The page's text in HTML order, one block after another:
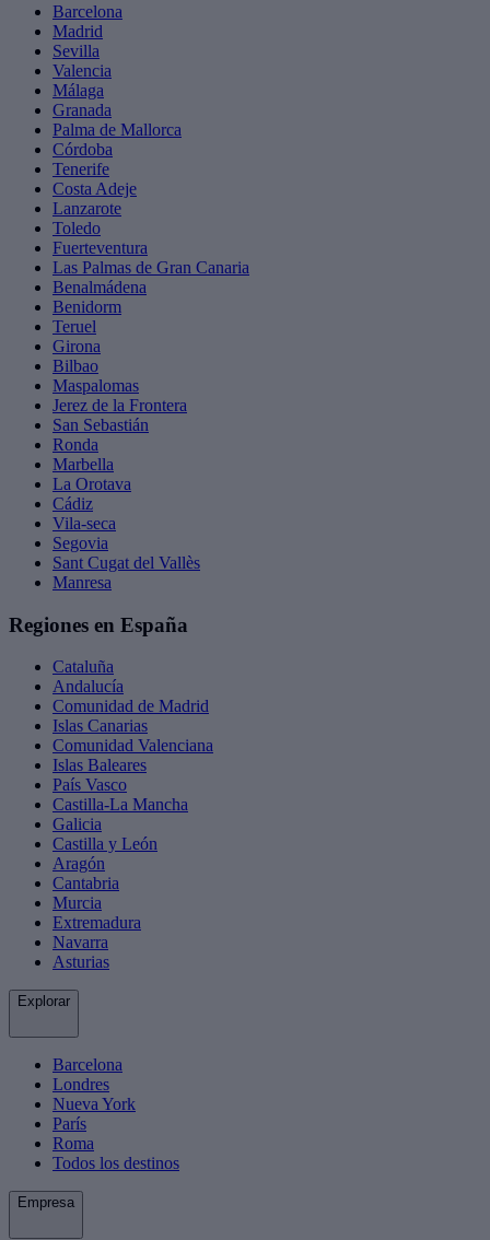
Barcelona
Madrid
Sevilla
Valencia
Málaga
Granada
Palma de Mallorca
Córdoba
Tenerife
Costa Adeje
Lanzarote
Toledo
Fuerteventura
Las Palmas de Gran Canaria
Benalmádena
Benidorm
Teruel
Girona
Bilbao
Maspalomas
Jerez de la Frontera
San Sebastián
Ronda
Marbella
La Orotava
Cádiz
Vila-seca
Segovia
Sant Cugat del Vallès
Manresa
Regiones en España
Cataluña
Andalucía
Comunidad de Madrid
Islas Canarias
Comunidad Valenciana
Islas Baleares
País Vasco
Castilla-La Mancha
Galicia
Castilla y León
Aragón
Cantabria
Murcia
Extremadura
Navarra
Asturias
Explorar
Barcelona
Londres
Nueva York
París
Roma
Todos los destinos
Empresa